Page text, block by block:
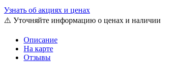
Узнать об акциях и ценах
⚠️ Уточняйте информацию о ценах и наличии
Описание
На карте
Отзывы